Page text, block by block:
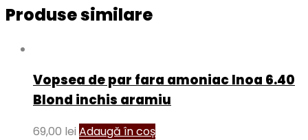
Produse similare
Vopsea de par fara amoniac Inoa 6.40
Blond inchis aramiu
69,00 lei Adaugă în coș